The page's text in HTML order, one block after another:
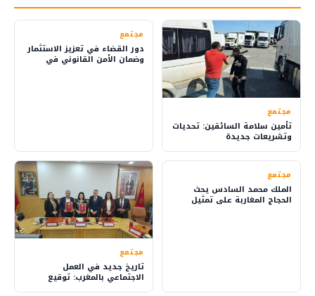
مجتمع
تأمين سلامة السائقين: تحديات
وتشريعات جديدة
مجتمع
دور القضاء في تعزيز الاستثمار
وضمان الأمن القانوني في
مجتمع
الملك محمد السادس يحث
الحجاج المغاربة على تمثيل
بلدهم بفخر
مجتمع
تاريخ جديد في العمل
الاجتماعي بالمغرب: توقيع
اتفاق يقود للتغيير